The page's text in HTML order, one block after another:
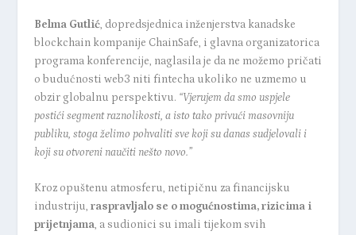
Belma Gutlić, dopredsjednica inženjerstva kanadske
blockchain kompanije ChainSafe, i glavna organizatorica
programa konferencije, naglasila je da ne možemo pričati
o budućnosti web3 niti fintecha ukoliko ne uzmemo u
obzir globalnu perspektivu. “Vjerujem da smo uspjele
postići segment raznolikosti, a isto tako privući masovniju
publiku, stoga želimo pohvaliti sve koji su danas sudjelovali i
koji su otvoreni naučiti nešto novo.”
Kroz opuštenu atmosferu, netipičnu za financijsku
industriju, raspravljalo se o mogućnostima, rizicima i
prijetnjama, a sudionici su imali tijekom svih